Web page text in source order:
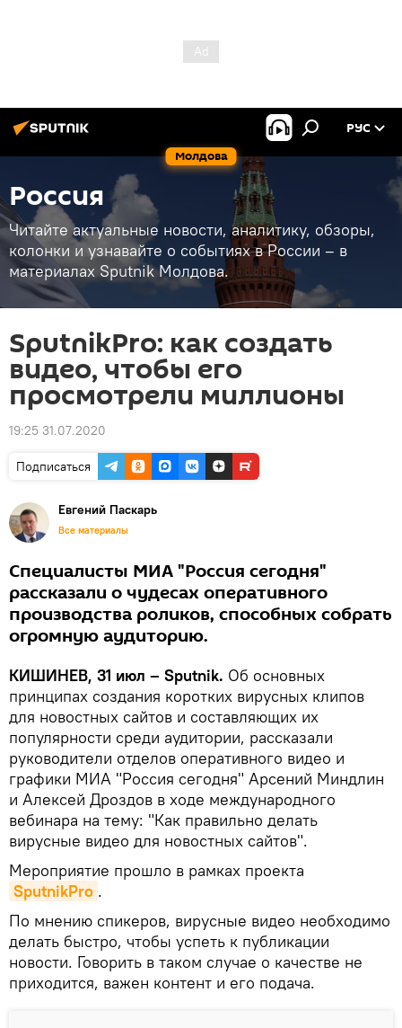
Молдова
РУС
Россия
Читайте актуальные новости, аналитику, обзоры,
колонки и узнавайте о событиях в России – в
материалах Sputnik Молдова.
SputnikPro: как создать
видео, чтобы его
просмотрели миллионы
19:25 31.07.2020
Подписаться
Евгений Паскарь
Все материалы
Специалисты МИА "Россия сегодня"
рассказали о чудесах оперативного
производства роликов, способных собрать
огромную аудиторию.
КИШИНЕВ, 31 июл – Sputnik. Об основных
принципах создания коротких вирусных клипов
для новостных сайтов и составляющих их
популярности среди аудитории, рассказали
руководители отделов оперативного видео и
графики МИА "Россия сегодня" Арсений Миндлин
и Алексей Дроздов в ходе международного
вебинара на тему: "Как правильно делать
вирусные видео для новостных сайтов".
Мероприятие прошло в рамках проекта
SputnikPro .
По мнению спикеров, вирусные видео необходимо
делать быстро, чтобы успеть к публикации
новости. Говорить в таком случае о качестве не
приходится, важен контент и его подача.